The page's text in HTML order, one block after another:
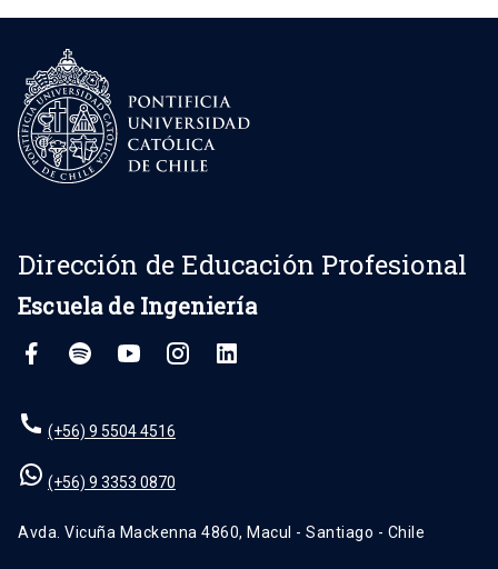
Dirección de Educación Profesional
Escuela de Ingeniería
(+56) 9 5504 4516
(+56) 9 3353 0870
Avda. Vicuña Mackenna 4860, Macul - Santiago - Chile